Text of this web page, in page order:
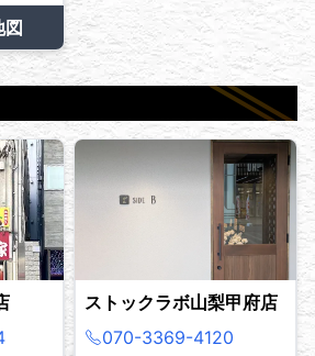
図
ストックラボ山梨甲府店
070-3369-4120